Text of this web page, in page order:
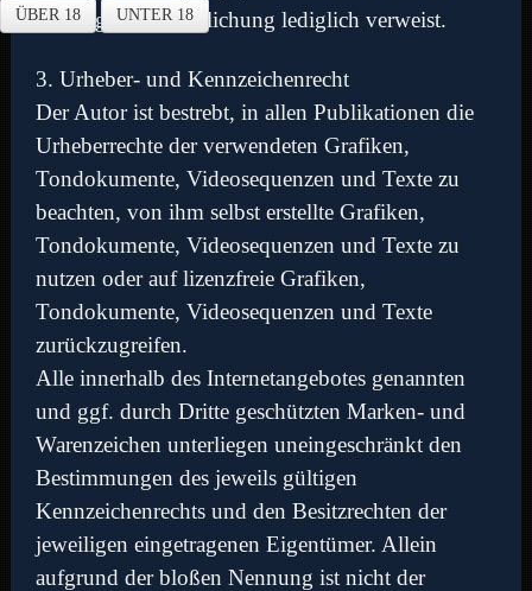
jeweilige Veröffentlichung lediglich verweist.
3. Urheber- und Kennzeichenrecht
Der Autor ist bestrebt, in allen Publikationen die
Urheberrechte der verwendeten Grafiken,
Tondokumente, Videosequenzen und Texte zu
beachten, von ihm selbst erstellte Grafiken,
Tondokumente, Videosequenzen und Texte zu
nutzen oder auf lizenzfreie Grafiken,
Tondokumente, Videosequenzen und Texte
zurückzugreifen.
Alle innerhalb des Internetangebotes genannten
und ggf. durch Dritte geschützten Marken- und
Warenzeichen unterliegen uneingeschränkt den
Bestimmungen des jeweils gültigen
Kennzeichenrechts und den Besitzrechten der
jeweiligen eingetragenen Eigentümer. Allein
aufgrund der bloßen Nennung ist nicht der
ÜBER 18 UNTER 18